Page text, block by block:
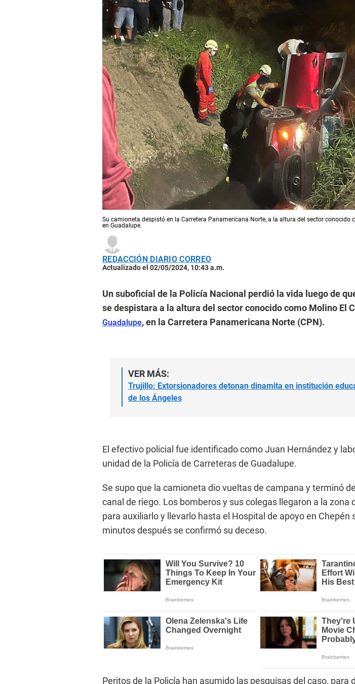
Su camioneta despistó en la Carretera Panamericana Norte, a la altura del sector conocido
en Guadalupe.
REDACCIÓN DIARIO CORREO
Actualizado el 02/05/2024, 10:43 a.m.
Un suboficial de la Policía Nacional perdió la vida luego de
se despistara a la altura del sector conocido como Molino El
Guadalupe, en la Carretera Panamericana Norte (CPN).
VER MÁS:
Trujillo: Extorsionadores detonan dinamita en institución
de los Ángeles
El efectivo policial fue identificado como Juan Hernández y
unidad de la Policía de Carreteras de Guadalupe.
Se supo que la camioneta dio vueltas de campana y terminó
canal de riego. Los bomberos y sus colegas llegaron a la zona
para auxiliarlo y llevarlo hasta el Hospital de apoyo en Chepén
minutos después se confirmó su deceso.
Peritos de la Policía han asumido las pesquisas del caso, para